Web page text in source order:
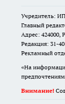
Учредитель:
Главный
Адрес: 424000,
Редакция: 31-
Рекламный
«На
Внимание!